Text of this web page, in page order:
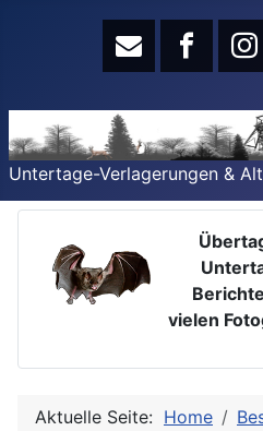
Untertage-Verlagerungen &
vielen
Aktuelle Seite: Home